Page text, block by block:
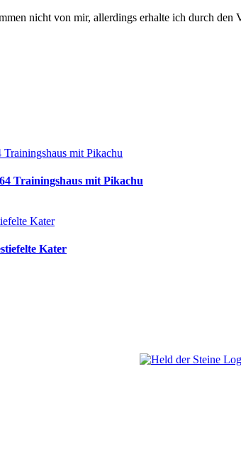
nicht von mir, allerdings erhalte ich durch den
Trainingshaus mit Pikachu
Kater